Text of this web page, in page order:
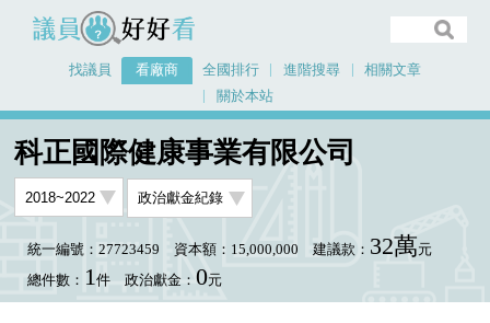
議員好好看
找議員 看廠商 全國排行 進階搜尋
相關文章
關於本站
科正國際健康事業有限公司
統一編號：27723459 資本額：15,000,000 建議款： 32萬元
總件數： 1件 政治獻金： 0元